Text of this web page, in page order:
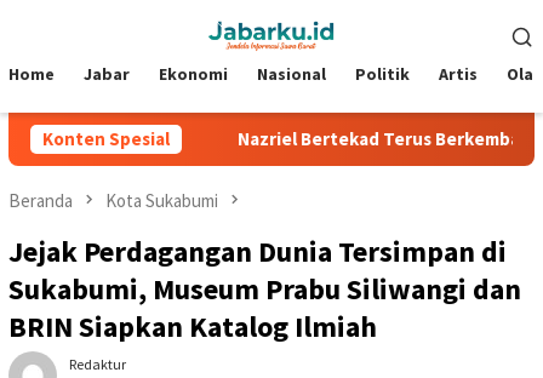
Mobile
Home Jabar Ekonomi Nasional Politik Artis
Konten SpesialNazriel Bertekad Terus Berkembang, Siap
Beranda Kota Sukabumi
Jejak Perdagangan Dunia Tersimpan di
Sukabumi, Museum Prabu Siliwangi dan
BRIN Siapkan Katalog Ilmiah
Redaktur